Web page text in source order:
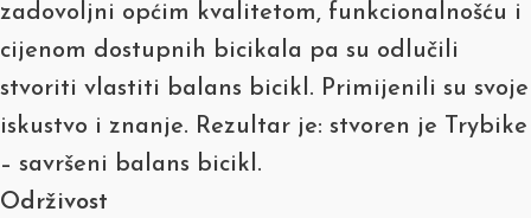
zadovoljni općim kvalitetom, funkcionalnošću i
cijenom dostupnih bicikala pa su odlučili
stvoriti vlastiti balans bicikl. Primijenili su svoje
iskustvo i znanje. Rezultar je: stvoren je Trybike
– savršeni balans bicikl.
Održivost